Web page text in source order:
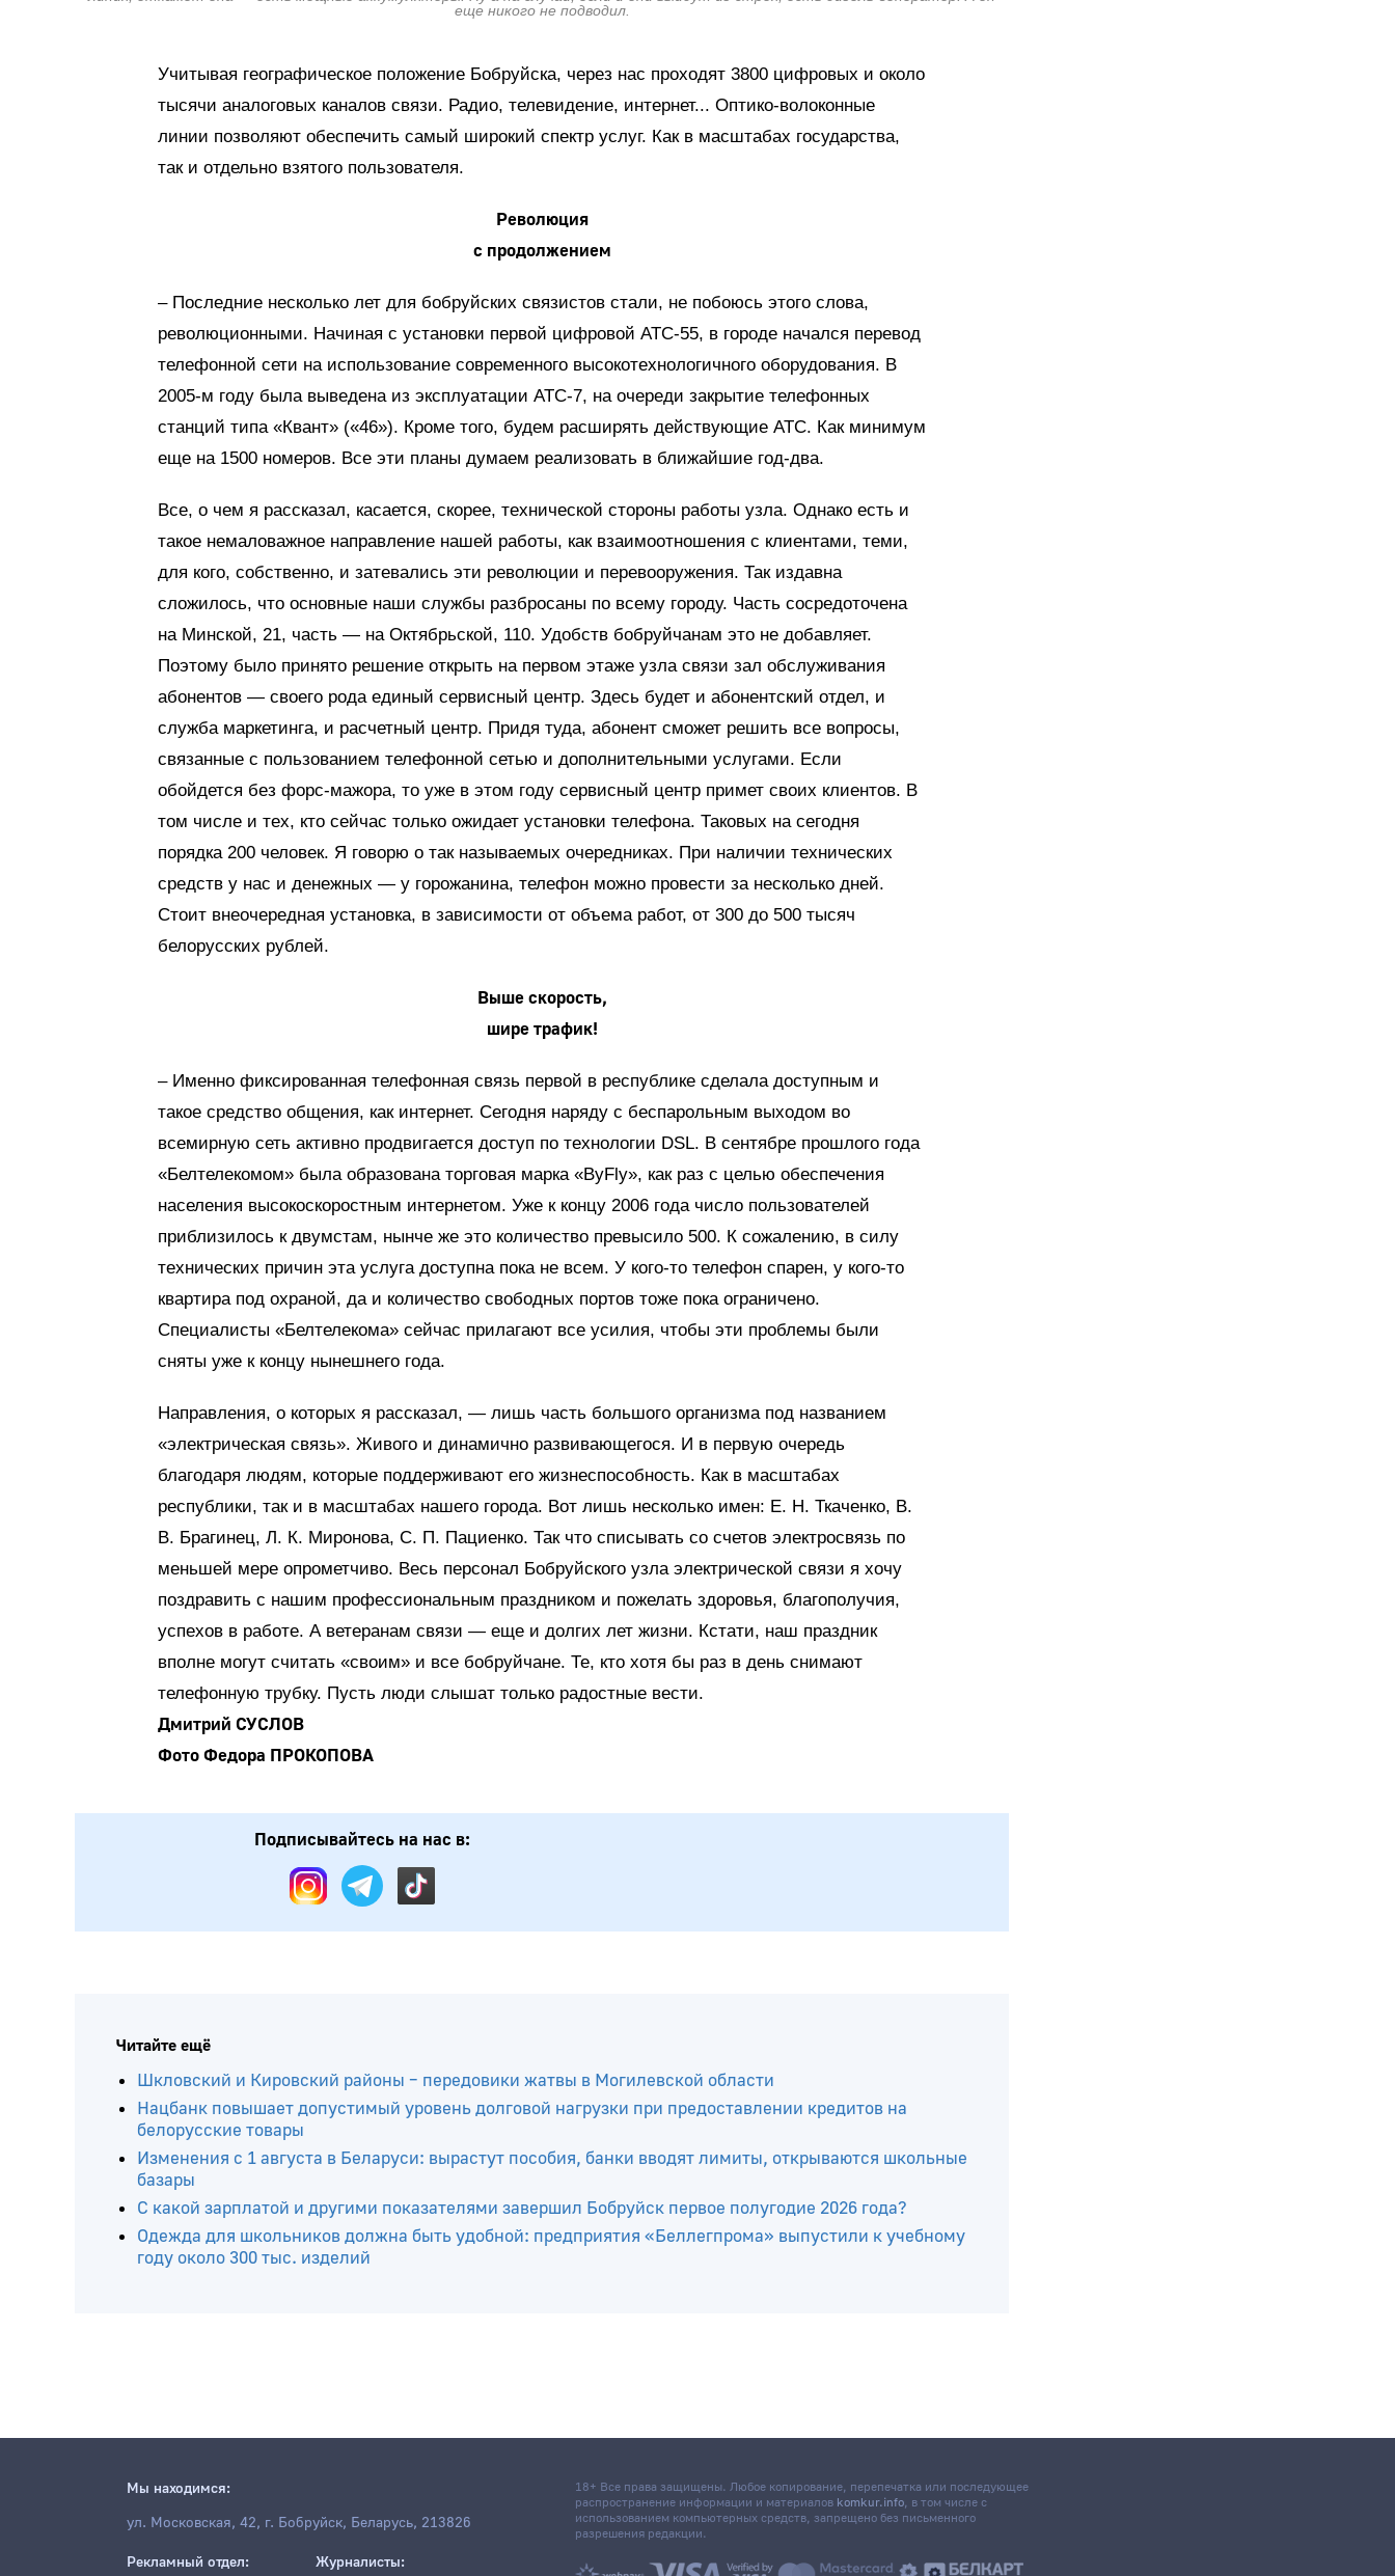
еще никого не подводил.
Учитывая географическое положение Бобруйска, через нас проходят 3800 цифровых и около
тысячи аналоговых каналов связи. Радио, телевидение, интернет... Оптико-волоконные
линии позволяют обеспечить самый широкий спектр услуг. Как в масштабах государства,
так и отдельно взятого пользователя.
Революция
с продолжением
– Последние несколько лет для бобруйских связистов стали, не побоюсь этого слова,
революционными. Начиная с установки первой цифровой АТС-55, в городе начался перевод
телефонной сети на использование современного высокотехнологичного оборудования. В
2005-м году была выведена из эксплуатации АТС-7, на очереди закрытие телефонных
станций типа «Квант» («46»). Кроме того, будем расширять действующие АТС. Как минимум
еще на 1500 номеров. Все эти планы думаем реализовать в ближайшие год-два.
Все, о чем я рассказал, касается, скорее, технической стороны работы узла. Однако есть и
такое немаловажное направление нашей работы, как взаимоотношения с клиентами, теми,
для кого, собственно, и затевались эти революции и перевооружения. Так издавна
сложилось, что основные наши службы разбросаны по всему городу. Часть сосредоточена
на Минской, 21, часть — на Октябрьской, 110. Удобств бобруйчанам это не добавляет.
Поэтому было принято решение открыть на первом этаже узла связи зал обслуживания
абонентов — своего рода единый сервисный центр. Здесь будет и абонентский отдел, и
служба маркетинга, и расчетный центр. Придя туда, абонент сможет решить все вопросы,
связанные с пользованием телефонной сетью и дополнительными услугами. Если
обойдется без форс-мажора, то уже в этом году сервисный центр примет своих клиентов. В
том числе и тех, кто сейчас только ожидает установки телефона. Таковых на сегодня
порядка 200 человек. Я говорю о так называемых очередниках. При наличии технических
средств у нас и денежных — у горожанина, телефон можно провести за несколько дней.
Стоит внеочередная установка, в зависимости от объема работ, от 300 до 500 тысяч
белорусских рублей.
Выше скорость,
шире трафик!
– Именно фиксированная телефонная связь первой в республике сделала доступным и
такое средство общения, как интернет. Сегодня наряду с беспарольным выходом во
всемирную сеть активно продвигается доступ по технологии DSL. В сентябре прошлого года
«Белтелекомом» была образована торговая марка «ByFly», как раз с целью обеспечения
населения высокоскоростным интернетом. Уже к концу 2006 года число пользователей
приблизилось к двумстам, нынче же это количество превысило 500. К сожалению, в силу
технических причин эта услуга доступна пока не всем. У кого-то телефон спарен, у кого-то
квартира под охраной, да и количество свободных портов тоже пока ограничено.
Специалисты «Белтелекома» сейчас прилагают все усилия, чтобы эти проблемы были
сняты уже к концу нынешнего года.
Направления, о которых я рассказал, — лишь часть большого организма под названием
«электрическая связь». Живого и динамично развивающегося. И в первую очередь
благодаря людям, которые поддерживают его жизнеспособность. Как в масштабах
республики, так и в масштабах нашего города. Вот лишь несколько имен: Е. Н. Ткаченко, В.
В. Брагинец, Л. К. Миронова, С. П. Пациенко. Так что списывать со счетов электросвязь по
меньшей мере опрометчиво. Весь персонал Бобруйского узла электрической связи я хочу
поздравить с нашим профессиональным праздником и пожелать здоровья, благополучия,
успехов в работе. А ветеранам связи — еще и долгих лет жизни. Кстати, наш праздник
вполне могут считать «своим» и все бобруйчане. Те, кто хотя бы раз в день снимают
телефонную трубку. Пусть люди слышат только радостные вести.
Дмитрий СУСЛОВ
Фото Федора ПРОКОПОВА
Подписывайтесь на нас в:
Читайте ещё
Шкловский и Кировский районы – передовики жатвы в Могилевской области
Нацбанк повышает допустимый уровень долговой нагрузки при предоставлении кредитов на
белорусские товары
Изменения с 1 августа в Беларуси: вырастут пособия, банки вводят лимиты, открываются школьные
базары
Мы находимся:
18+ Все права защищены. Любое копирование, перепечатка или последующее